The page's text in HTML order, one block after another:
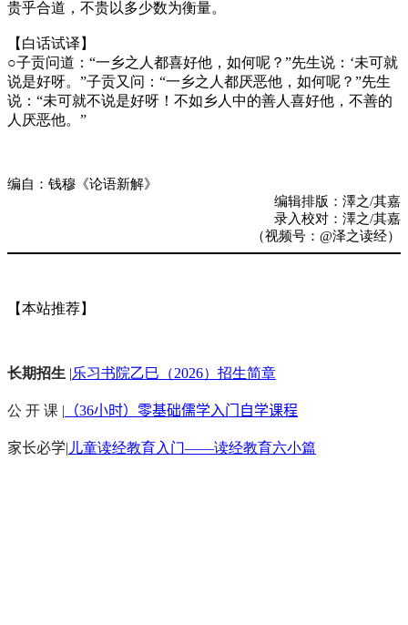
贵乎合道，不贵以多少数为衡量。
【白话试译】
○子贡问道：“一乡之人都喜好他，如何呢？”先生说：‘未可就
说是好呀。”子贡又问：“一乡之人都厌恶他，如何呢？”先生
说：“未可就不说是好呀！不如乡人中的善人喜好他，不善的
人厌恶他。”
编自：钱穆《论语新解》
编辑排版：澤之/其嘉
录入校对：澤之/其嘉
（视频号：@泽之读经）
【本站推荐】
长期招生 |乐习书院乙巳（2026）招生简章
公 开 课 | （36小时）零基础儒学入门自学课程
家长必学| 儿童读经教育入门——读经教育六小篇